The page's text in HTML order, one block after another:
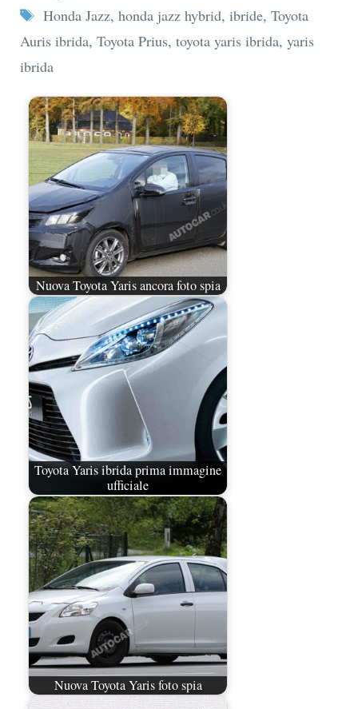
Tag
Honda Jazz, honda jazz hybrid, ibride, Toyota
Auris ibrida, Toyota Prius, toyota yaris ibrida, yaris
ibrida
Nuova Toyota Yaris ancora foto spia
Toyota Yaris ibrida prima immagine
ufficiale
Nuova Toyota Yaris foto spia